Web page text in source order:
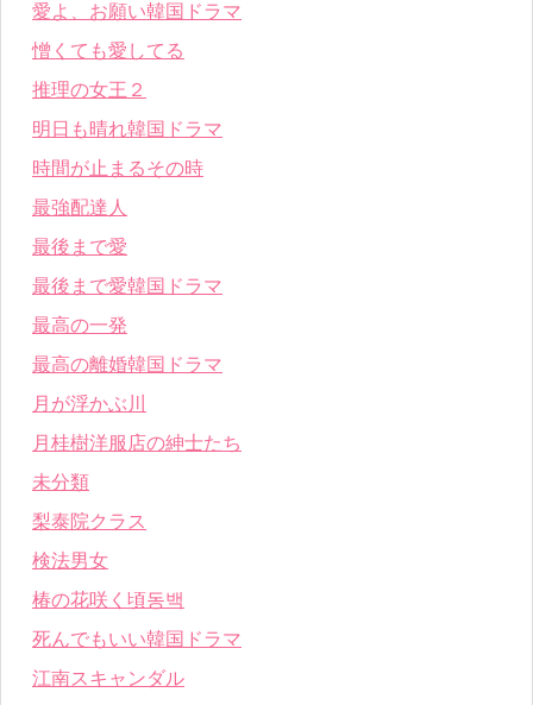
愛よ、お願い韓国ドラマ
憎くても愛してる
推理の女王２
明日も晴れ韓国ドラマ
時間が止まるその時
最強配達人
最後まで愛
最後まで愛韓国ドラマ
最高の一発
最高の離婚韓国ドラマ
月が浮かぶ川
月桂樹洋服店の紳士たち
未分類
梨泰院クラス
検法男女
椿の花咲く頃동백
死んでもいい韓国ドラマ
江南スキャンダル